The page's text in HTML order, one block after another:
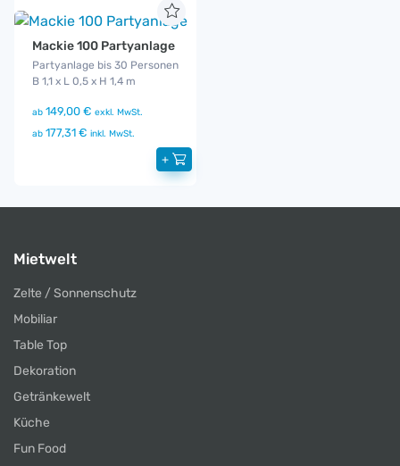
Mackie 100 Partyanlage
Partyanlage bis 30 Personen
B 1,1 x L 0,5 x H 1,4 m
ab 149,00 € exkl. MwSt.
ab 177,31 € inkl. MwSt.
+
Mietwelt
Zelte / Sonnenschutz
Mobiliar
Table Top
Dekoration
Getränkewelt
Küche
Fun Food